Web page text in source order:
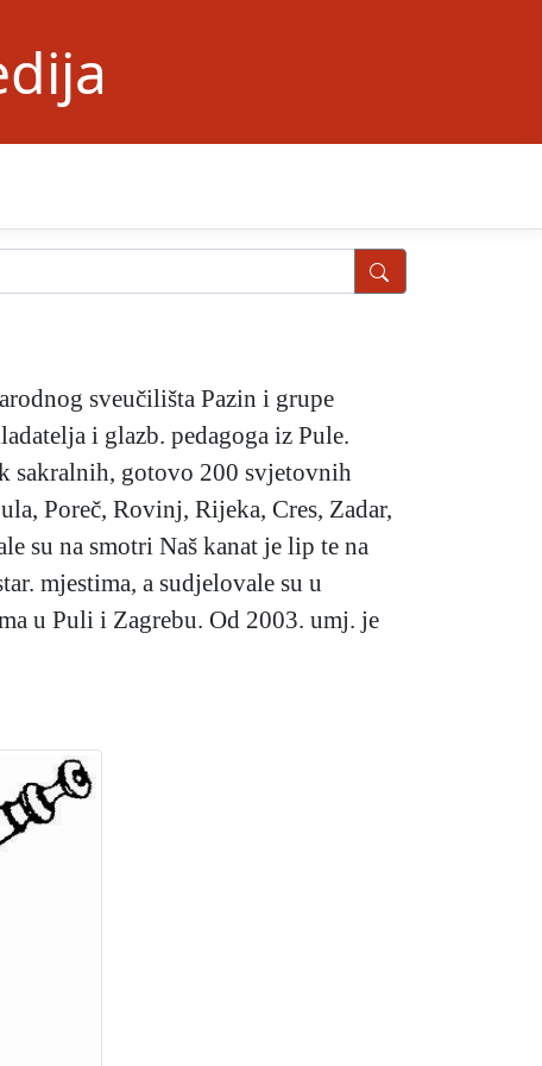
sveučilišta Pazin i grupe
i glazb. pedagoga iz Pule.
sakralnih, gotovo 200 svjetovnih
Poreč, Rovinj, Rijeka, Cres, Zadar,
su na smotri Naš kanat je lip te na
mjestima, a sudjelovale su u
u Puli i Zagrebu. Od 2003. umj. je